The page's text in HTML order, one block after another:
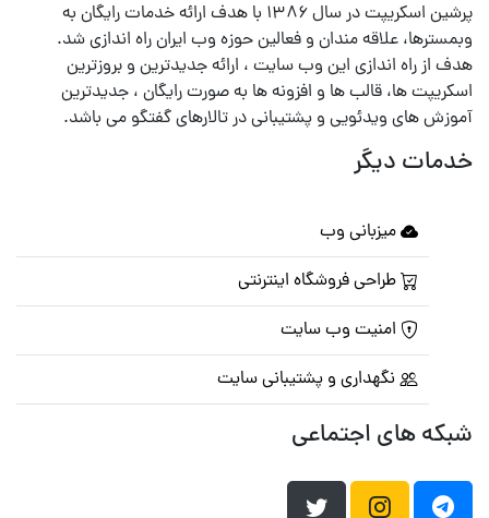
پرشین اسکریپت در سال ۱۳۸۶ با هدف ارائه خدمات رایگان به
وبمسترها، علاقه مندان و فعالین حوزه وب ایران راه اندازی شد.
هدف از راه اندازی این وب سایت ، ارائه جدیدترین و بروزترین
اسکریپت ها، قالب ها و افزونه ها به صورت رایگان ، جدیدترین
آموزش های ویدئویی و پشتیبانی در تالارهای گفتگو می باشد.
خدمات دیگر
میزبانی وب
طراحی فروشگاه اینترنتی
امنیت وب سایت
نگهداری و پشتیبانی سایت
شبکه های اجتماعی